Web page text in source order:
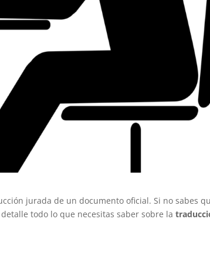
jurada de un documento oficial. Si no sabes
todo lo que necesitas saber sobre la